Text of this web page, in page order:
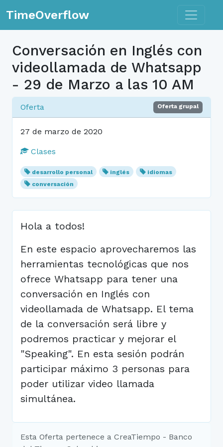
TimeOverflow Toggle
Conversación en Inglés con
videollamada de Whatsapp
- 29 de Marzo a las 10 AM
Oferta Oferta grupal
27 de marzo de 2020
Clases
desarrollo personal inglés
idiomas
conversación
Hola a todos!
En este espacio aprovecharemos las
herramientas tecnológicas que nos
ofrece Whatsapp para tener una
conversación en Inglés con
videollamada de Whatsapp. El tema
de la conversación será libre y
podremos practicar y mejorar el
"Speaking". En esta sesión podrán
participar máximo 3 personas para
poder utilizar video llamada
simultánea.
Esta Oferta pertenece a CreaTiempo - Banco